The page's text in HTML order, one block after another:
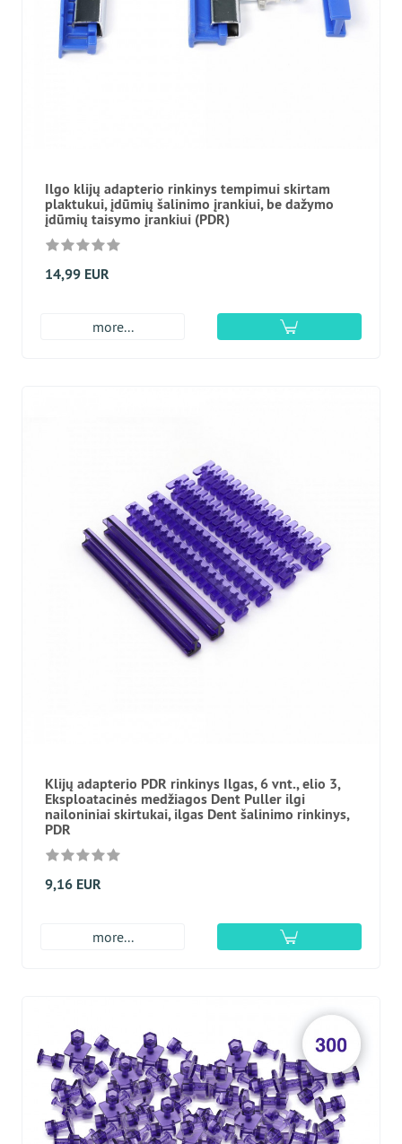
Ilgo klijų adapterio rinkinys tempimui skirtam
plaktukui, įdūmių šalinimo įrankiui, be dažymo
įdūmių taisymo įrankiui (PDR)
14,99 EUR
more...
Klijų adapterio PDR rinkinys Ilgas, 6 vnt., elio 3,
Eksploatacinės medžiagos Dent Puller ilgi
nailoniniai skirtukai, ilgas Dent šalinimo rinkinys,
PDR
9,16 EUR
more...